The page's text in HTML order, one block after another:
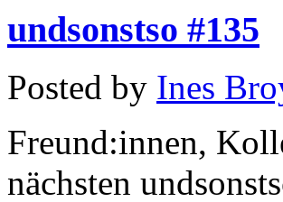
undsonstso #135
Posted by Ines
Freund:innen,
nächsten